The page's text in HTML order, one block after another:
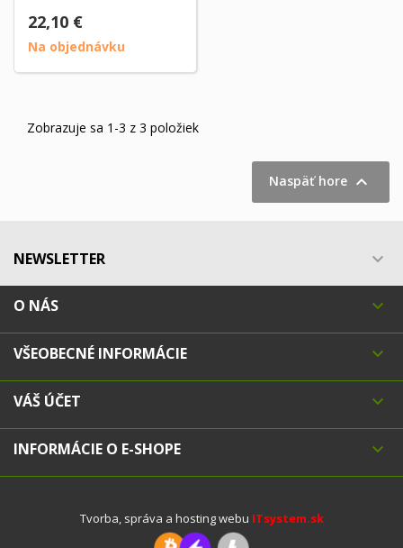
22,10 €
Na objednávku
Zobrazuje sa 1-3 z 3 položiek
Naspäť hore 
NEWSLETTER 
O NÁS 
VŠEOBECNÉ INFORMÁCIE 
VÁŠ ÚČET 
INFORMÁCIE O E-SHOPE 
Tvorba, správa a hosting webu ITsystem.sk